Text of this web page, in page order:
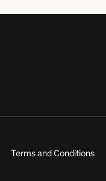
Terms and Conditions